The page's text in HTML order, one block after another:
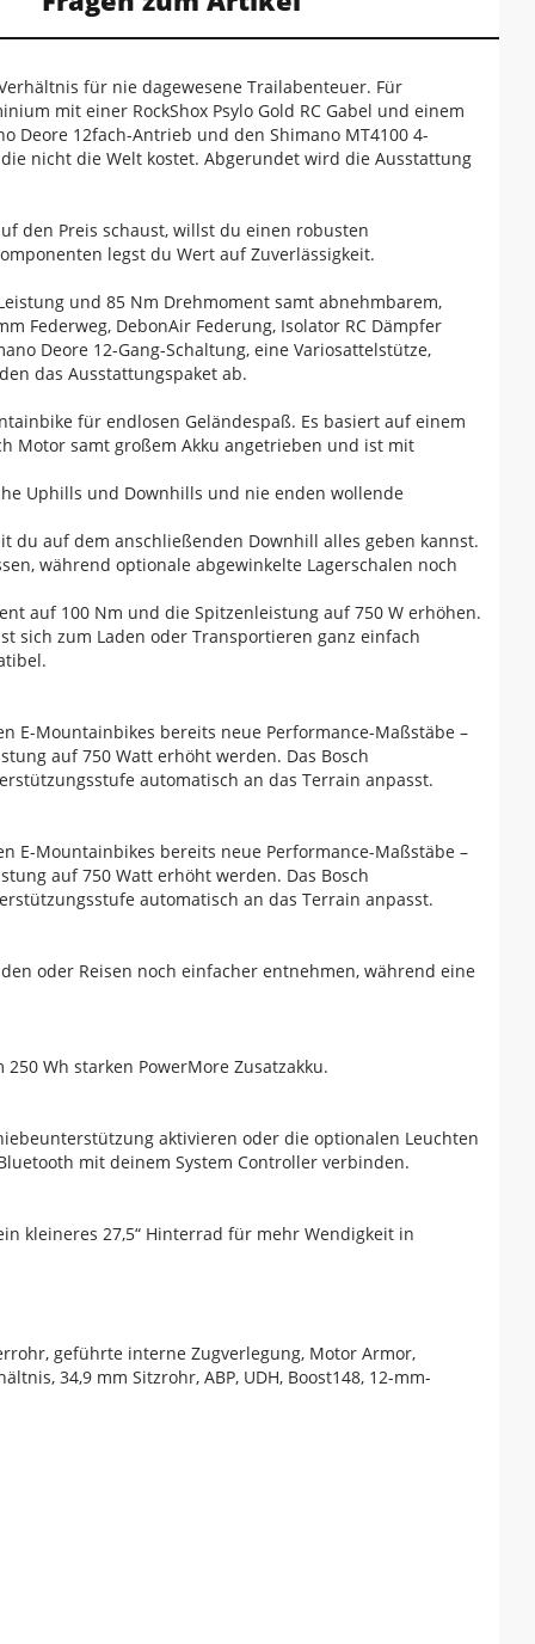
für nie dagewesene Trailabenteuer. Für
mit einer RockShox Psylo Gold RC Gabel und einem
Deore 12fach-Antrieb und den Shimano MT4100 4-
nicht die Welt kostet. Abgerundet wird die Ausstattung
den Preis schaust, willst du einen robusten
legst du Wert auf Zuverlässigkeit.
und 85 Nm Drehmoment samt abnehmbarem,
Federweg, DebonAir Federung, Isolator RC Dämpfer
Deore 12-Gang-Schaltung, eine Variosattelstütze,
das Ausstattungspaket ab.
für endlosen Geländespaß. Es basiert auf einem
Motor samt großem Akku angetrieben und ist mit
Uphills und Downhills und nie enden wollende
du auf dem anschließenden Downhill alles geben kannst.
während optionale abgewinkelte Lagerschalen noch
auf 100 Nm und die Spitzenleistung auf 750 W erhöhen.
sich zum Laden oder Transportieren ganz einfach
E-Mountainbikes bereits neue Performance-Maßstäbe –
auf 750 Watt erhöht werden. Das Bosch
automatisch an das Terrain anpasst.
E-Mountainbikes bereits neue Performance-Maßstäbe –
auf 750 Watt erhöht werden. Das Bosch
automatisch an das Terrain anpasst.
oder Reisen noch einfacher entnehmen, während eine
Wh starken PowerMore Zusatzakku.
aktivieren oder die optionalen Leuchten
mit deinem System Controller verbinden.
kleineres 27,5“ Hinterrad für mehr Wendigkeit in
geführte interne Zugverlegung, Motor Armor,
34,9 mm Sitzrohr, ABP, UDH, Boost148, 12-mm-